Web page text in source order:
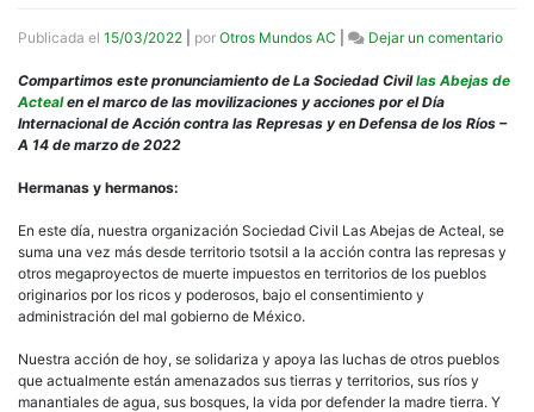
Publicada el 15/03/2022 por Otros Mundos AC Dejar un comentarioen
más
Compartimos este pronunciamiento de La Sociedad Civillas Abejas de
Actealen el marco de las movilizaciones y acciones por el Día
Internacional de Acción contra las Represas y en Defensa de los Ríos –
A 14 de marzo de 2022
Hermanas y hermanos:
En este día, nuestra organización Sociedad Civil Las Abejas de Acteal, se
suma una vez más desde territorio tsotsil a la acción contra las represas y
otros megaproyectos de muerte impuestos en territorios de los pueblos
originarios por los ricos y poderosos, bajo el consentimiento y
administración del mal gobierno de México.
Nuestra acción de hoy, se solidariza y apoya las luchas de otros pueblos
que actualmente están amenazados sus tierras y territorios, sus ríos y
manantiales de agua, sus bosques, la vida por defender la madre tierra. Y